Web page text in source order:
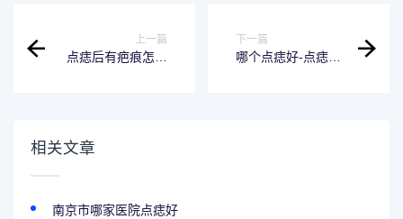
上一篇
点痣后有疤痕怎么
下一篇
哪个点痣好-点痣笔
相关文章
南京市哪家医院点痣好